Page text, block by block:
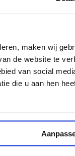
maken wij
de website te
van social
die u aan hen
prima